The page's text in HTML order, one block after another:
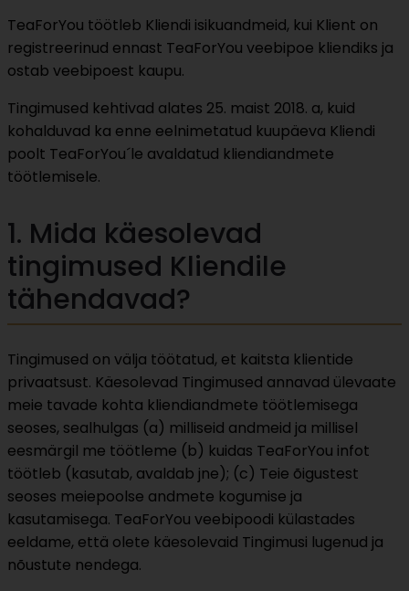
TeaForYou töötleb Kliendi isikuandmeid, kui Klient on
registreerinud ennast TeaForYou veebipoe kliendiks ja
ostab veebipoest kaupu.
Tingimused kehtivad alates 25. maist 2018. a, kuid
kohalduvad ka enne eelnimetatud kuupäeva Kliendi
poolt TeaForYou´le avaldatud kliendiandmete
töötlemisele.
1. Mida käesolevad
tingimused Kliendile
tähendavad?
Tingimused on välja töötatud, et kaitsta klientide
privaatsust. Käesolevad Tingimused annavad ülevaate
meie tavade kohta kliendiandmete töötlemisega
seoses, sealhulgas (a) milliseid andmeid ja millisel
eesmärgil me töötleme (b) kuidas TeaForYou infot
töötleb (kasutab, avaldab jne); (c) Teie õigustest
seoses meiepoolse andmete kogumise ja
kasutamisega. TeaForYou veebipoodi külastades
eeldame, että olete käesolevaid Tingimusi lugenud ja
nõustute nendega.